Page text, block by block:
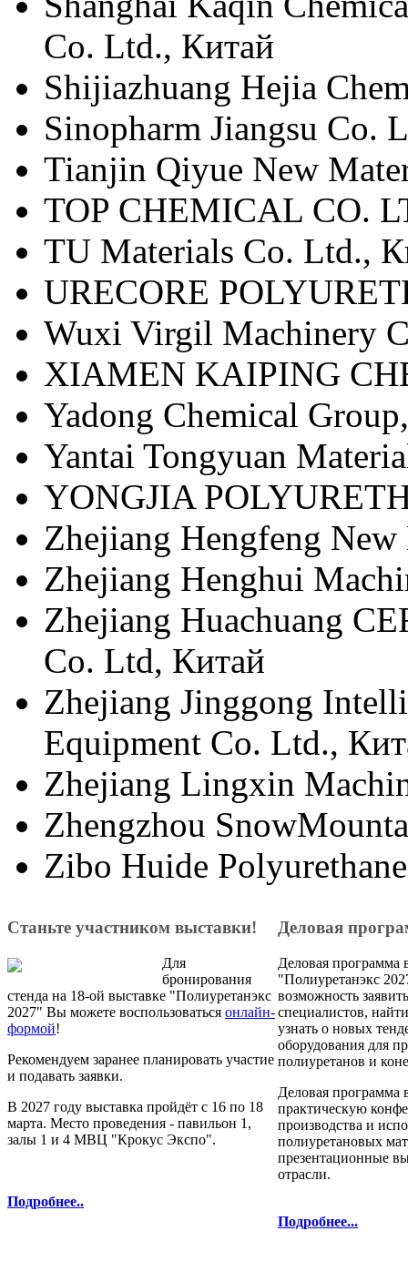
Co. Ltd., Китай
Shijiazhuang Hejia
Sinopharm Jiangsu Co.
Tianjin Qiyue New
TOP CHEMICAL CO.
TU Materials Co. Ltd.,
URECORE
Wuxi Virgil Machinery
XIAMEN KAIPING
Yadong Chemical
Yantai Tongyuan
YONGJIA
Zhejiang Hengfeng
Zhejiang Henghui
Zhejiang Huachuang
Co. Ltd, Китай
Zhejiang Jinggong
Equipment Co. Ltd.,
Zhejiang Lingxin
Zhengzhou
Zibo Huide
Станьте участником выставки!
Для
бронирования
стенда на 18-ой выставке "Полиуретанэкс
2027" Вы можете воспользоваться онлайн-
формой!
Рекомендуем заранее планировать участие
и подавать заявки.
В 2027 году выставка пройдёт с 16 по 18
марта. Место проведения - павильон 1,
залы 1 и 4 МВЦ "Крокус Экспо".
Подробнее..
Деловая
Деловая программа
"Полиуретанэкс
возможность
специалистов,
узнать о новых
оборудования для
полиуретанов и
Деловая программа
практическую
производства и
полиуретановых
презентационные
отрасли.
Подробнее...